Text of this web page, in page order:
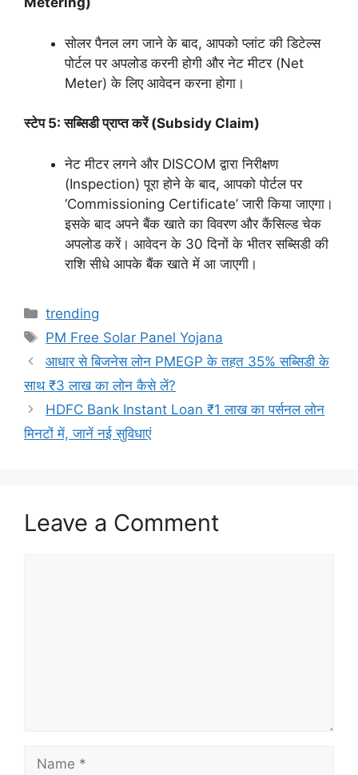
सोलर पैनल लग जाने के बाद, आपको प्लांट की डिटेल्स
पोर्टल पर अपलोड करनी होगी और नेट मीटर (Net
Meter) के लिए आवेदन करना होगा।
स्टेप 5: सब्सिडी प्राप्त करें (Subsidy Claim)
नेट मीटर लगने और DISCOM द्वारा निरीक्षण
(Inspection) पूरा होने के बाद, आपको पोर्टल पर
‘Commissioning Certificate’ जारी किया जाएगा।
इसके बाद अपने बैंक खाते का विवरण और कैंसिल्ड चेक
अपलोड करें। आवेदन के 30 दिनों के भीतर सब्सिडी की
राशि सीधे आपके बैंक खाते में आ जाएगी।
Categories
trending
Tags
PM Free Solar Panel Yojana
आधार से बिजनेस लोन PMEGP के तहत 35% सब्सिडी के
साथ ₹3 लाख का लोन कैसे लें?
HDFC Bank Instant Loan ₹1 लाख का पर्सनल लोन
मिनटों में, जानें नई सुविधाएं
Leave a Comment